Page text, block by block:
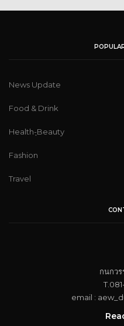
News Update
Food & Drink
Health-ฺBeauty
Fashion
Travel
กนกว
email :